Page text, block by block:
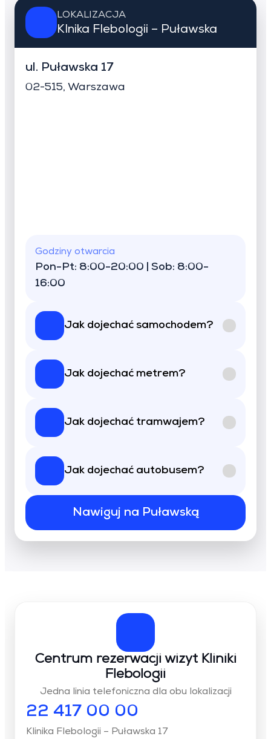
LOKALIZACJA
Klnika Flebologii – Puławska
ul. Puławska 17
02-515, Warszawa
Godziny otwarcia
Pon-Pt: 8:00-20:00 | Sob: 8:00-
16:00
Jak dojechać samochodem?
Jak dojechać metrem?
Jak dojechać tramwajem?
Jak dojechać autobusem?
Nawiguj na Puławską
Centrum rezerwacji wizyt Kliniki
Flebologii
Jedna linia telefoniczna dla obu lokalizacji
22 417 00 00
Klinika Flebologii – Puławska 17